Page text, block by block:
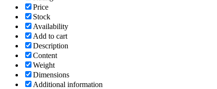
Price
Stock
Availability
Add to cart
Description
Content
Weight
Dimensions
Additional information